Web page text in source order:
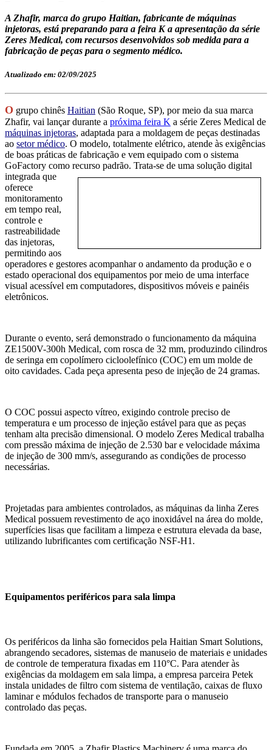
A Zhafir, marca do grupo Haitian, fabricante de máquinas
injetoras, está preparando para a feira K a apresentação da série
Zeres Medical, com recursos desenvolvidos sob medida para a
fabricação de peças para o segmento médico.
Atualizado em: 02/09/2025
O grupo chinês Haitian (São Roque, SP), por meio da sua marca
Zhafir, vai lançar durante a próxima feira K a série Zeres Medical de
máquinas injetoras, adaptada para a moldagem de peças destinadas
ao setor médico. O modelo, totalmente elétrico, atende às exigências
de boas práticas de fabricação e vem equipado com o sistema
GoFactory como recurso padrão. Trata-se de uma solução digital
integrada que
oferece
monitoramento
em tempo real,
controle e
rastreabilidade
das injetoras,
permitindo aos
operadores e gestores acompanhar o andamento da produção e o
estado operacional dos equipamentos por meio de uma interface
visual acessível em computadores, dispositivos móveis e painéis
eletrônicos.
Durante o evento, será demonstrado o funcionamento da máquina
ZE1500V-300h Medical, com rosca de 32 mm, produzindo cilindros
de seringa em copolímero cicloolefínico (COC) em um molde de
oito cavidades. Cada peça apresenta peso de injeção de 24 gramas.
O COC possui aspecto vítreo, exigindo controle preciso de
temperatura e um processo de injeção estável para que as peças
tenham alta precisão dimensional. O modelo Zeres Medical trabalha
com pressão máxima de injeção de 2.530 bar e velocidade máxima
de injeção de 300 mm/s, assegurando as condições de processo
necessárias.
Projetadas para ambientes controlados, as máquinas da linha Zeres
Medical possuem revestimento de aço inoxidável na área do molde,
superfícies lisas que facilitam a limpeza e estrutura elevada da base,
utilizando lubrificantes com certificação NSF-H1.
Equipamentos periféricos para sala limpa
Os periféricos da linha são fornecidos pela Haitian Smart Solutions,
abrangendo secadores, sistemas de manuseio de materiais e unidades
de controle de temperatura fixadas em 110°C. Para atender às
exigências da moldagem em sala limpa, a empresa parceira Petek
instala unidades de filtro com sistema de ventilação, caixas de fluxo
laminar e módulos fechados de transporte para o manuseio
controlado das peças.